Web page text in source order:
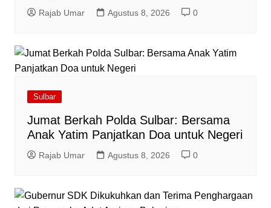
Rajab Umar Agustus 8, 2026 0
Sulbar
Jumat Berkah Polda Sulbar: Bersama
Anak Yatim Panjatkan Doa untuk Negeri
Rajab Umar Agustus 8, 2026 0